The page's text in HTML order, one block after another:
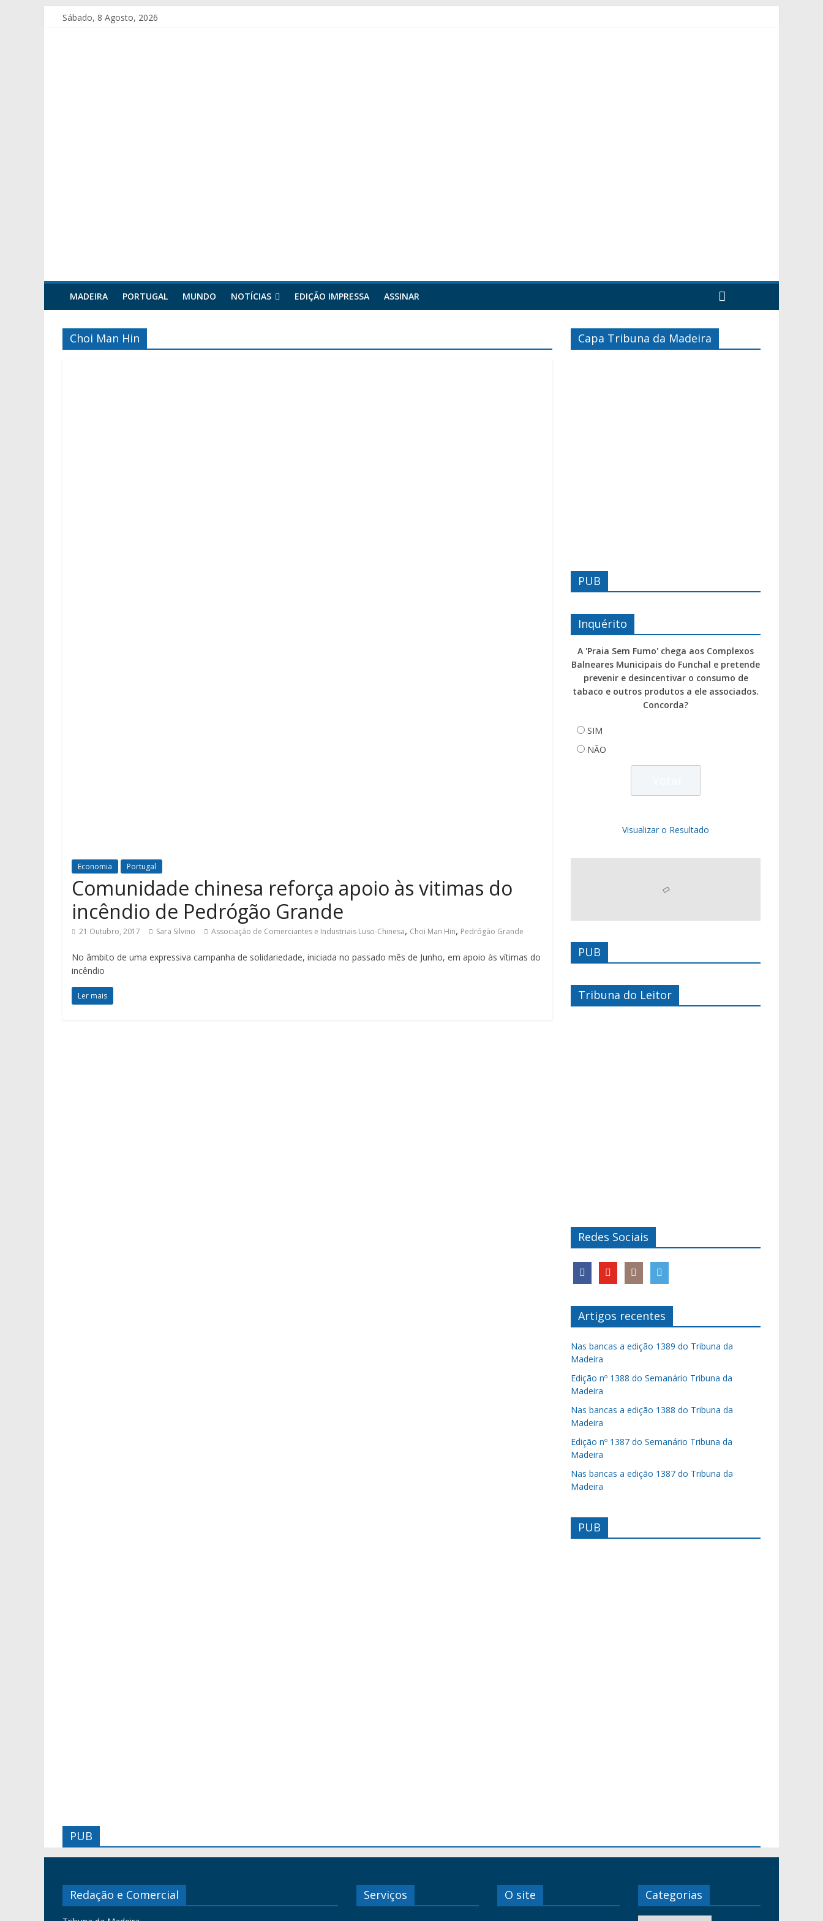
Sábado, 8 Agosto, 2026
MADEIRA PORTUGAL MUNDO NOTÍCIAS EDIÇÃO IMPRESSA ASSINAR
Choi Man Hin
Economia Portugal
Comunidade chinesa reforça apoio às vitimas do
incêndio de Pedrógão Grande
21 Outubro, 2017 Sara Silvino Associação de Comerciantes e Industriais Luso-Chinesa, Choi Man Hin, Pedrógão Grande
No âmbito de uma expressiva campanha de solidariedade, iniciada no passado mês de Junho, em apoio às vítimas do
incêndio
Ler mais
Capa Tribuna da Madeira
PUB
Inquérito
A 'Praia Sem Fumo' chega aos Complexos
Balneares Municipais do Funchal e pretende
prevenir e desincentivar o consumo de
tabaco e outros produtos a ele associados.
Concorda?
SIM
NÃO
Visualizar o Resultado
PUB
Tribuna do Leitor
Redes Sociais
Artigos recentes
Nas bancas a edição 1389 do Tribuna da
Madeira
Edição nº 1388 do Semanário Tribuna da
Madeira
Nas bancas a edição 1388 do Tribuna da
Madeira
Edição nº 1387 do Semanário Tribuna da
Madeira
Nas bancas a edição 1387 do Tribuna da
Madeira
PUB
PUB
Redação e Comercial Serviços O site Categorias